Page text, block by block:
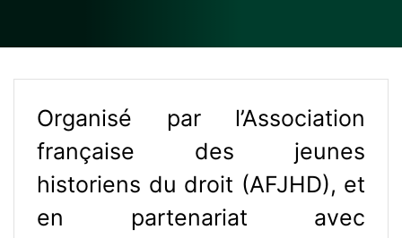
Organisé par l’Association
française des jeunes
historiens du droit (AFJHD), et
en partenariat avec